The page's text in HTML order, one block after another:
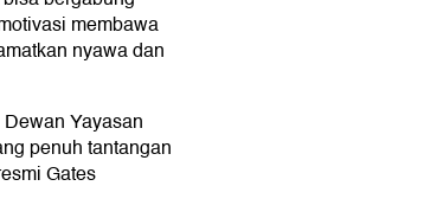
membawa
nyawa dan
Yayasan
penuh tantangan
Gates